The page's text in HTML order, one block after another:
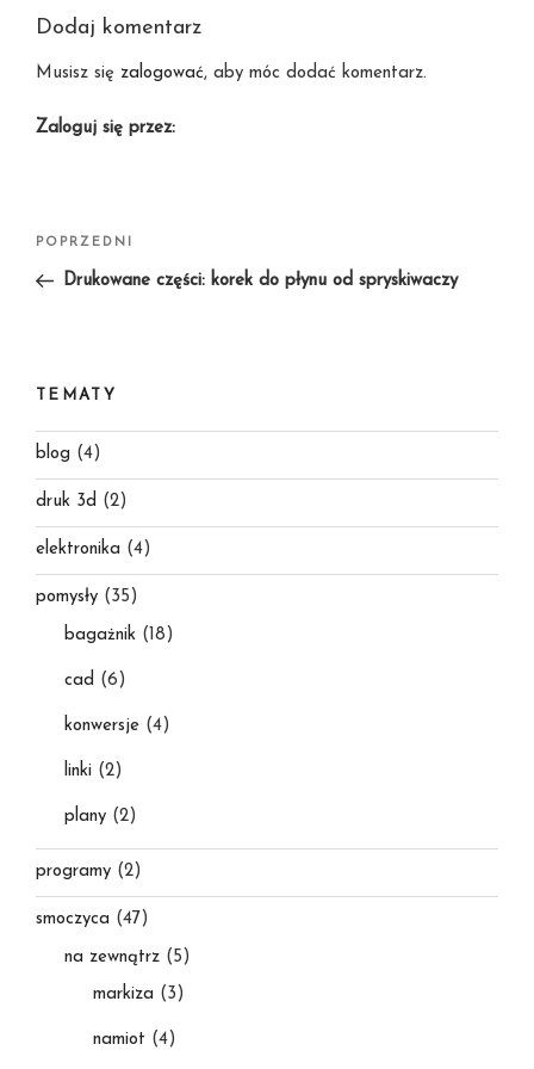
Dodaj komentarz
Musisz się zalogować, aby móc dodać komentarz.
Zaloguj się przez:
Nawigacja
wpisu
Poprzedni
wpis
POPRZEDNI
Drukowane części: korek do płynu od spryskiwaczy
TEMATY
blog (4)
druk 3d (2)
elektronika (4)
pomysły (35)
bagażnik (18)
cad (6)
konwersje (4)
linki (2)
plany (2)
programy (2)
smoczyca (47)
na zewnątrz (5)
markiza (3)
namiot (4)